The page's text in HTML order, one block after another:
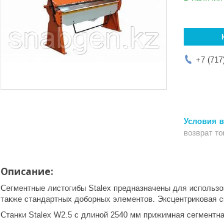
+7
возврат
Описание:
Сегментные листогибы Stalex предназначены для
также стандартных доборных элементов.
Станки Stalex W2.5 с длиной 2540 мм прижимная